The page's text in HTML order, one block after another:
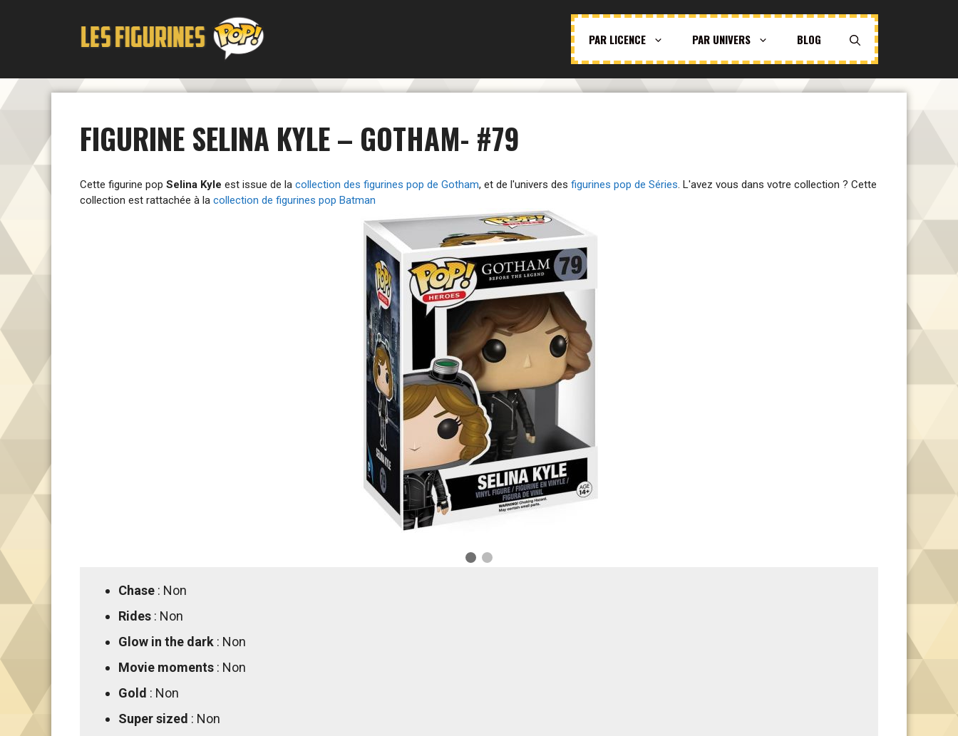
PAR LICENCE PAR UNIVERS BLOG
FIGURINE SELINA KYLE – GOTHAM- #79
Cette figurine pop Selina Kyle est issue de la collection des figurines pop de Gotham, et de l'univers des figurines pop de Séries. L'avez vous dans votre collection ? Cette
collection est rattachée à la collection de figurines pop Batman
Chase : Non
Rides : Non
Glow in the dark : Non
Movie moments : Non
Gold : Non
Super sized : Non